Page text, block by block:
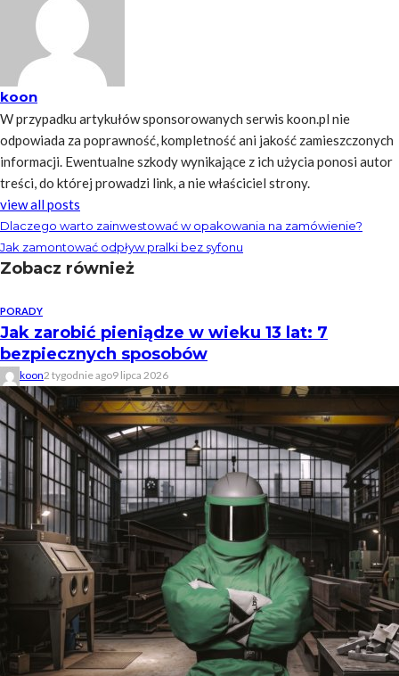
koon
W przypadku artykułów sponsorowanych serwis koon.pl nie
odpowiada za poprawność, kompletność ani jakość zamieszczonych
informacji. Ewentualne szkody wynikające z ich użycia ponosi autor
treści, do której prowadzi link, a nie właściciel strony.
view all posts
Dlaczego warto zainwestować w opakowania na zamówienie?
Jak zamontować odpływ pralki bez syfonu
Zobacz również
PORADY
Jak zarobić pieniądze w wieku 13 lat: 7
bezpiecznych sposobów
koon2 tygodnie ago9 lipca 2026